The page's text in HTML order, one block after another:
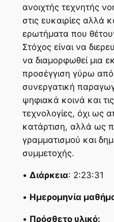
ανοιχτής τεχνητής
στις ευκαιρίες αλλά
ερωτήματα που
Στόχος είναι να
να διαμορφωθεί μια
προσέγγιση γύρω από
συνεργατική
ψηφιακά κοινά και
τεχνολογίες, όχι ως
κατάρτιση, αλλά ως
γραμματισμού και
συμμετοχής.
• Διάρκεια: 2:23:31
• Ημερομηνία
• Πρόσθετο υλικό: